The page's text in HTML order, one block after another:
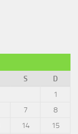
S
D
1
7
8
14
15